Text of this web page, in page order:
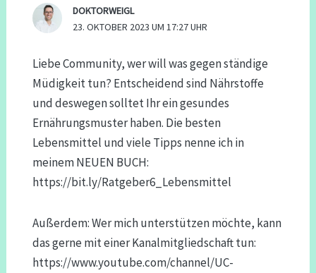
DOKTORWEIGL
23. OKTOBER 2023 UM 17:27 UHR
Liebe Community, wer will was gegen ständige
Müdigkeit tun? Entscheidend sind Nährstoffe
und deswegen solltet Ihr ein gesundes
Ernährungsmuster haben. Die besten
Lebensmittel und viele Tipps nenne ich in
meinem NEUEN BUCH:
https://bit.ly/Ratgeber6_Lebensmittel
Außerdem: Wer mich unterstützen möchte, kann
das gerne mit einer Kanalmitgliedschaft tun:
https://www.youtube.com/channel/UC-